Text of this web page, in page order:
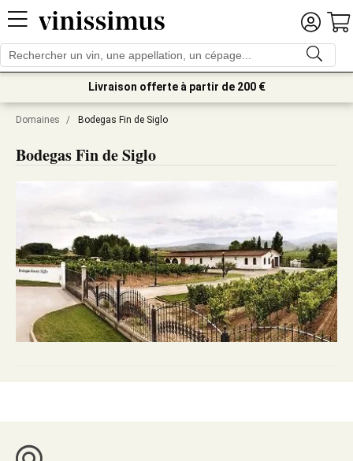
Livraison offerte à partir de 200 €
Domaines / Bodegas Fin de Siglo
Bodegas Fin de Siglo